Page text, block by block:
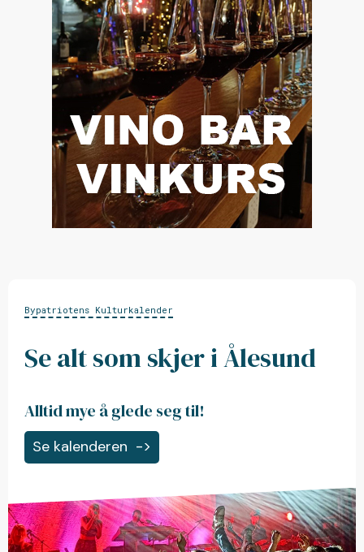
Bypatriotens Kulturkalender
Se alt som skjer i Ålesund
Alltid mye å glede seg til!
Se kalenderen ->